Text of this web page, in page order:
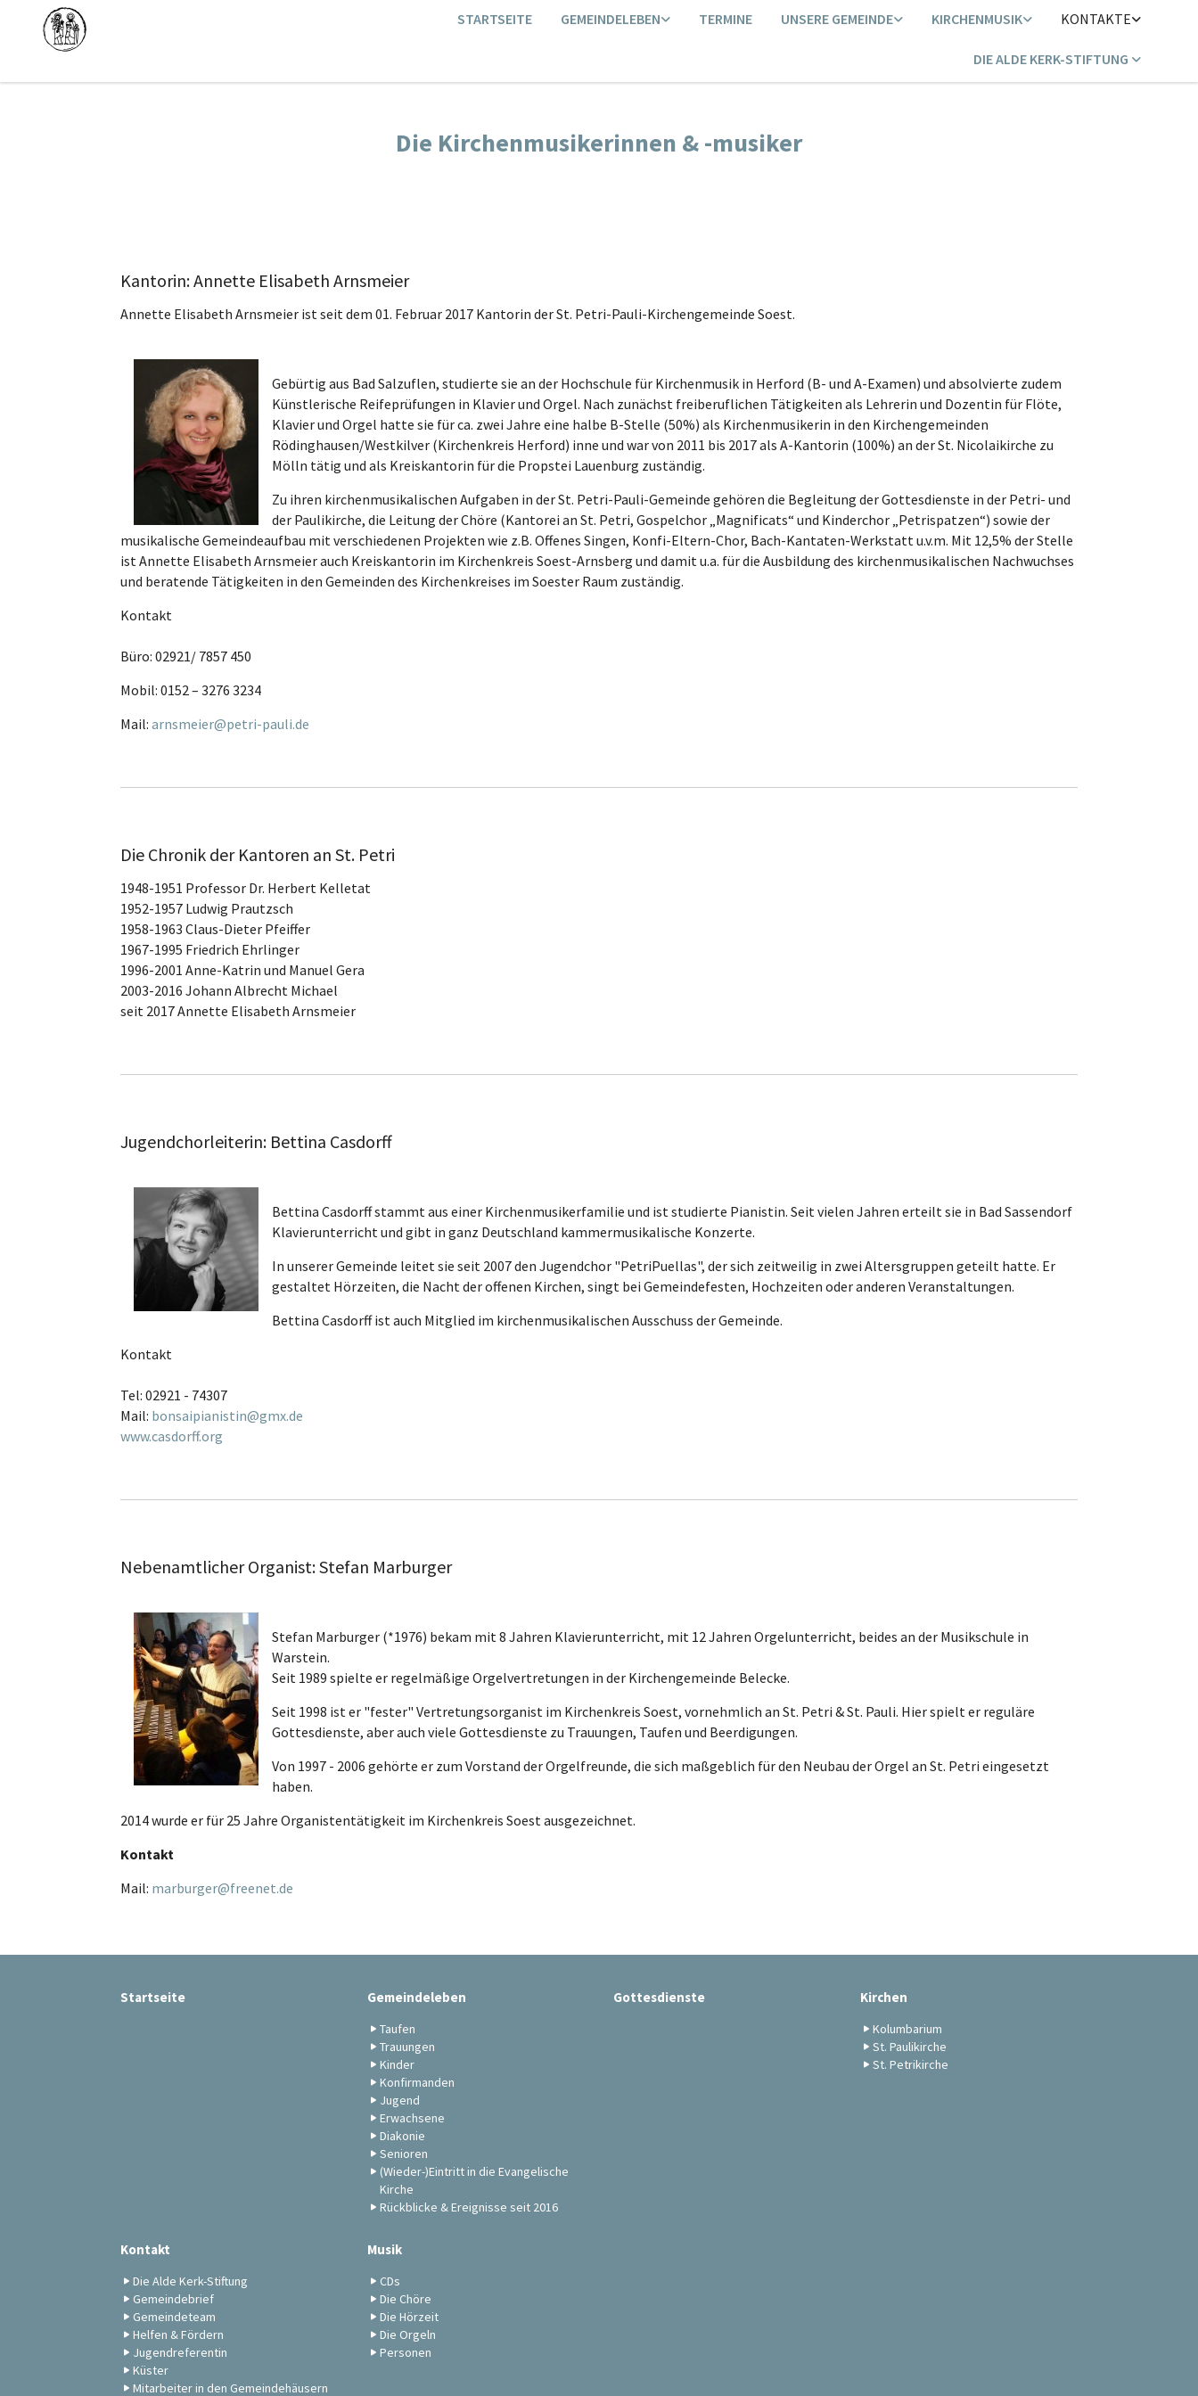
STARTSEITE GEMEINDELEBEN TERMINE UNSERE GEMEINDE KIRCHENMUSIK KONTAKTE
DIE ALDE KERK-STIFTUNG
Die Kirchenmusikerinnen & -musiker
Kantorin: Annette Elisabeth Arnsmeier
Annette Elisabeth Arnsmeier ist seit dem 01. Februar 2017 Kantorin der St. Petri-Pauli-Kirchengemeinde Soest.
Gebürtig aus Bad Salzuflen, studierte sie an der Hochschule für Kirchenmusik in Herford (B- und A-Examen) und absolvierte zudem
Künstlerische Reifeprüfungen in Klavier und Orgel. Nach zunächst freiberuflichen Tätigkeiten als Lehrerin und Dozentin für Flöte,
Klavier und Orgel hatte sie für ca. zwei Jahre eine halbe B-Stelle (50%) als Kirchenmusikerin in den Kirchengemeinden
Rödinghausen/Westkilver (Kirchenkreis Herford) inne und war von 2011 bis 2017 als A-Kantorin (100%) an der St. Nicolaikirche zu
Mölln tätig und als Kreiskantorin für die Propstei Lauenburg zuständig.
Zu ihren kirchenmusikalischen Aufgaben in der St. Petri-Pauli-Gemeinde gehören die Begleitung der Gottesdienste in der Petri- und
der Paulikirche, die Leitung der Chöre (Kantorei an St. Petri, Gospelchor „Magnificats“ und Kinderchor „Petrispatzen“) sowie der
musikalische Gemeindeaufbau mit verschiedenen Projekten wie z.B. Offenes Singen, Konfi-Eltern-Chor, Bach-Kantaten-Werkstatt u.v.m. Mit 12,5% der Stelle
ist Annette Elisabeth Arnsmeier auch Kreiskantorin im Kirchenkreis Soest-Arnsberg und damit u.a. für die Ausbildung des kirchenmusikalischen Nachwuchses
und beratende Tätigkeiten in den Gemeinden des Kirchenkreises im Soester Raum zuständig.
Kontakt
Büro: 02921/ 7857 450
Mobil: 0152 – 3276 3234
Mail: arnsmeier@petri-pauli.de
Die Chronik der Kantoren an St. Petri
1948-1951 Professor Dr. Herbert Kelletat
1952-1957 Ludwig Prautzsch
1958-1963 Claus-Dieter Pfeiffer
1967-1995 Friedrich Ehrlinger
1996-2001 Anne-Katrin und Manuel Gera
2003-2016 Johann Albrecht Michael
seit 2017 Annette Elisabeth Arnsmeier
Jugendchorleiterin: Bettina Casdorff
Bettina Casdorff stammt aus einer Kirchenmusikerfamilie und ist studierte Pianistin. Seit vielen Jahren erteilt sie in Bad Sassendorf
Klavierunterricht und gibt in ganz Deutschland kammermusikalische Konzerte.
In unserer Gemeinde leitet sie seit 2007 den Jugendchor "PetriPuellas", der sich zeitweilig in zwei Altersgruppen geteilt hatte. Er
gestaltet Hörzeiten, die Nacht der offenen Kirchen, singt bei Gemeindefesten, Hochzeiten oder anderen Veranstaltungen.
Bettina Casdorff ist auch Mitglied im kirchenmusikalischen Ausschuss der Gemeinde.
Kontakt
Tel: 02921 - 74307
Mail: bonsaipianistin@gmx.de
www.casdorff.org
Nebenamtlicher Organist: Stefan Marburger
Stefan Marburger (*1976) bekam mit 8 Jahren Klavierunterricht, mit 12 Jahren Orgelunterricht, beides an der Musikschule in
Warstein.
Seit 1989 spielte er regelmäßige Orgelvertretungen in der Kirchengemeinde Belecke.
Seit 1998 ist er "fester" Vertretungsorganist im Kirchenkreis Soest, vornehmlich an St. Petri & St. Pauli. Hier spielt er reguläre
Gottesdienste, aber auch viele Gottesdienste zu Trauungen, Taufen und Beerdigungen.
Von 1997 - 2006 gehörte er zum Vorstand der Orgelfreunde, die sich maßgeblich für den Neubau der Orgel an St. Petri eingesetzt
haben.
2014 wurde er für 25 Jahre Organistentätigkeit im Kirchenkreis Soest ausgezeichnet.
Kontakt
Mail: marburger@freenet.de
Startseite Gemeindeleben
Taufen
Trauungen
Kinder
Konfirmanden
Jugend
Erwachsene
Diakonie
Senioren
(Wieder-)Eintritt in die Evangelische
Kirche
Rückblicke & Ereignisse seit 2016
Gottesdienste Kirchen
Kolumbarium
St. Paulikirche
St. Petrikirche
Kontakt
Die Alde Kerk-Stiftung
Gemeindebrief
Gemeindeteam
Helfen & Fördern
Jugendreferentin
Küster
Mitarbeiter in den Gemeindehäusern
Musik
CDs
Die Chöre
Die Hörzeit
Die Orgeln
Personen